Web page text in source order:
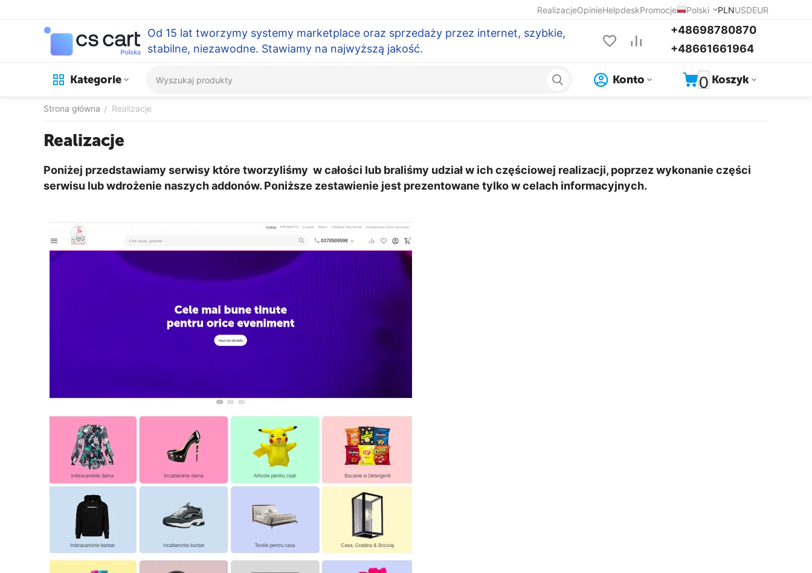
RealizacjeOpinieHelpdeskPromocje Polski PLNUSDEUR
Od 15 lat tworzymy systemy marketplace oraz sprzedaży przez internet, szybkie,
stabilne, niezawodne. Stawiamy na najwyższą jakość.
+48698780870
+48661661964
Kategorie 0 Koszyk
Konto
Strona główna / Realizacje
Realizacje
Poniżej przedstawiamy serwisy które tworzyliśmy w całości lub braliśmy udział w ich częściowej realizacji, poprzez wykonanie części
serwisu lub wdrożenie naszych addonów. Poniższe zestawienie jest prezentowane tylko w celach informacyjnych.